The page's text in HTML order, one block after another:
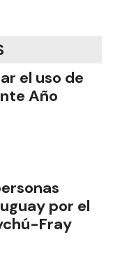
el uso de
Año
por el
Fray